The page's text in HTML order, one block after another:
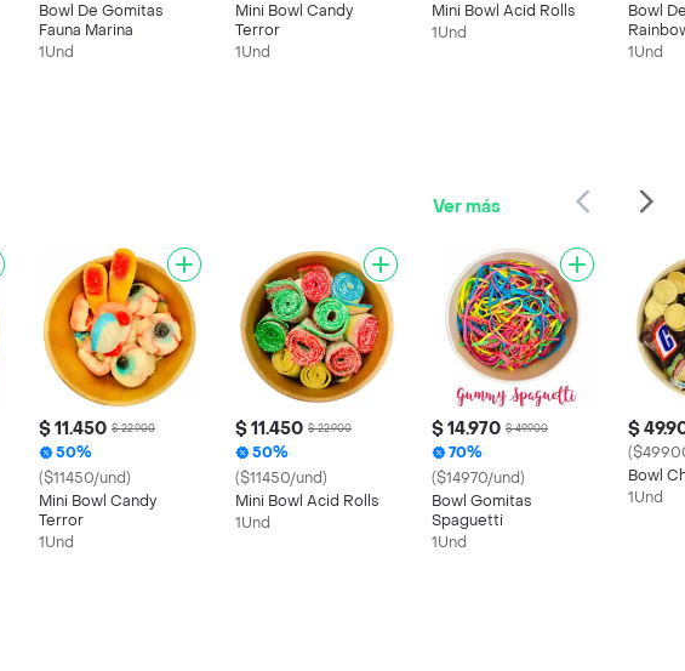
Bowl De Gomitas
Fauna Marina
1Und
Mini Bowl Candy
Terror
1Und
Mini Bowl Acid Rolls
1Und
Bowl
1Und
Ver más
$ 11.450 $ 22.900
50%
($11450/und)
Mini Bowl Candy
Terror
1Und
$ 11.450 $ 22.900
50%
($11450/und)
Mini Bowl Acid Rolls
1Und
$ 14.970 $ 49.900
70%
($14970/und)
Bowl Gomitas
Spaguetti
1Und
$
Bowl
1Und